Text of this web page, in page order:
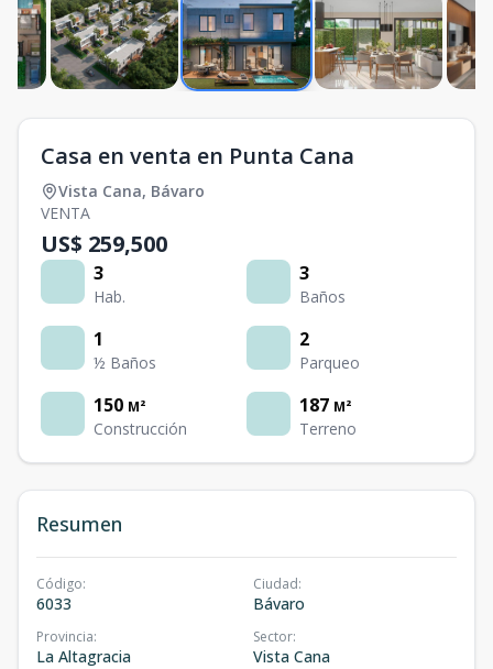
Casa en venta en Punta Cana
Vista Cana, Bávaro
VENTA
US$ 259,500
3
Hab.
3
Baños
1
½ Baños
2
Parqueo
150 M²
Construcción
187 M²
Terreno
Resumen
Código:
6033
Ciudad:
Bávaro
Provincia:
La Altagracia
Sector:
Vista Cana